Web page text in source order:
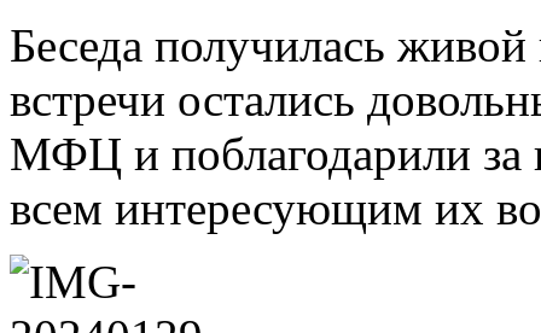
Беседа получилась
встречи остались
МФЦ и поблагодарили за
всем интересующим их